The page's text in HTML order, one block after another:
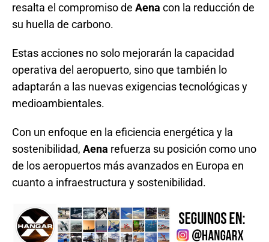
resalta el compromiso de Aena con la reducción de
su huella de carbono.
Estas acciones no solo mejorarán la capacidad
operativa del aeropuerto, sino que también lo
adaptarán a las nuevas exigencias tecnológicas y
medioambientales.
Con un enfoque en la eficiencia energética y la
sostenibilidad, Aena refuerza su posición como uno
de los aeropuertos más avanzados en Europa en
cuanto a infraestructura y sostenibilidad.